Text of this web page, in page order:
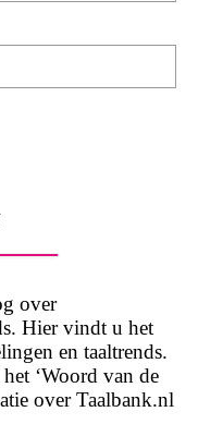
over
Hier vindt u het
en taaltrends.
‘Woord van de
over Taalbank.nl